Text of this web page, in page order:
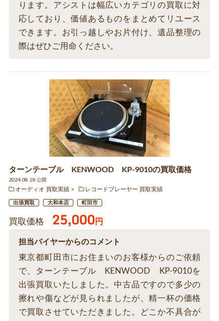
ります。アシストは幅広いカテゴリの買取に対
応しており、価値あるものをまとめてリユース
できます。お引っ越しやお片付け、遺品整理の
際はぜひご用命ください。
ターンテーブル KENWOOD KP-9010の買取価格
2024.08.16 公開
オーディオ 買取実績
レコードプレーヤー 買取実績
出張買取 大和本店 町田市
買取価格 25,000円
担当バイヤーからのコメント
東京都町田市にお住まいのお客様からのご依頼
で、ターンテーブル KENWOOD KP-9010を
出張買取いたしました。中古品ですので多少の
擦れや傷などが見られましたが、精一杯の価格
で買取させていただきました。どこか不具合が